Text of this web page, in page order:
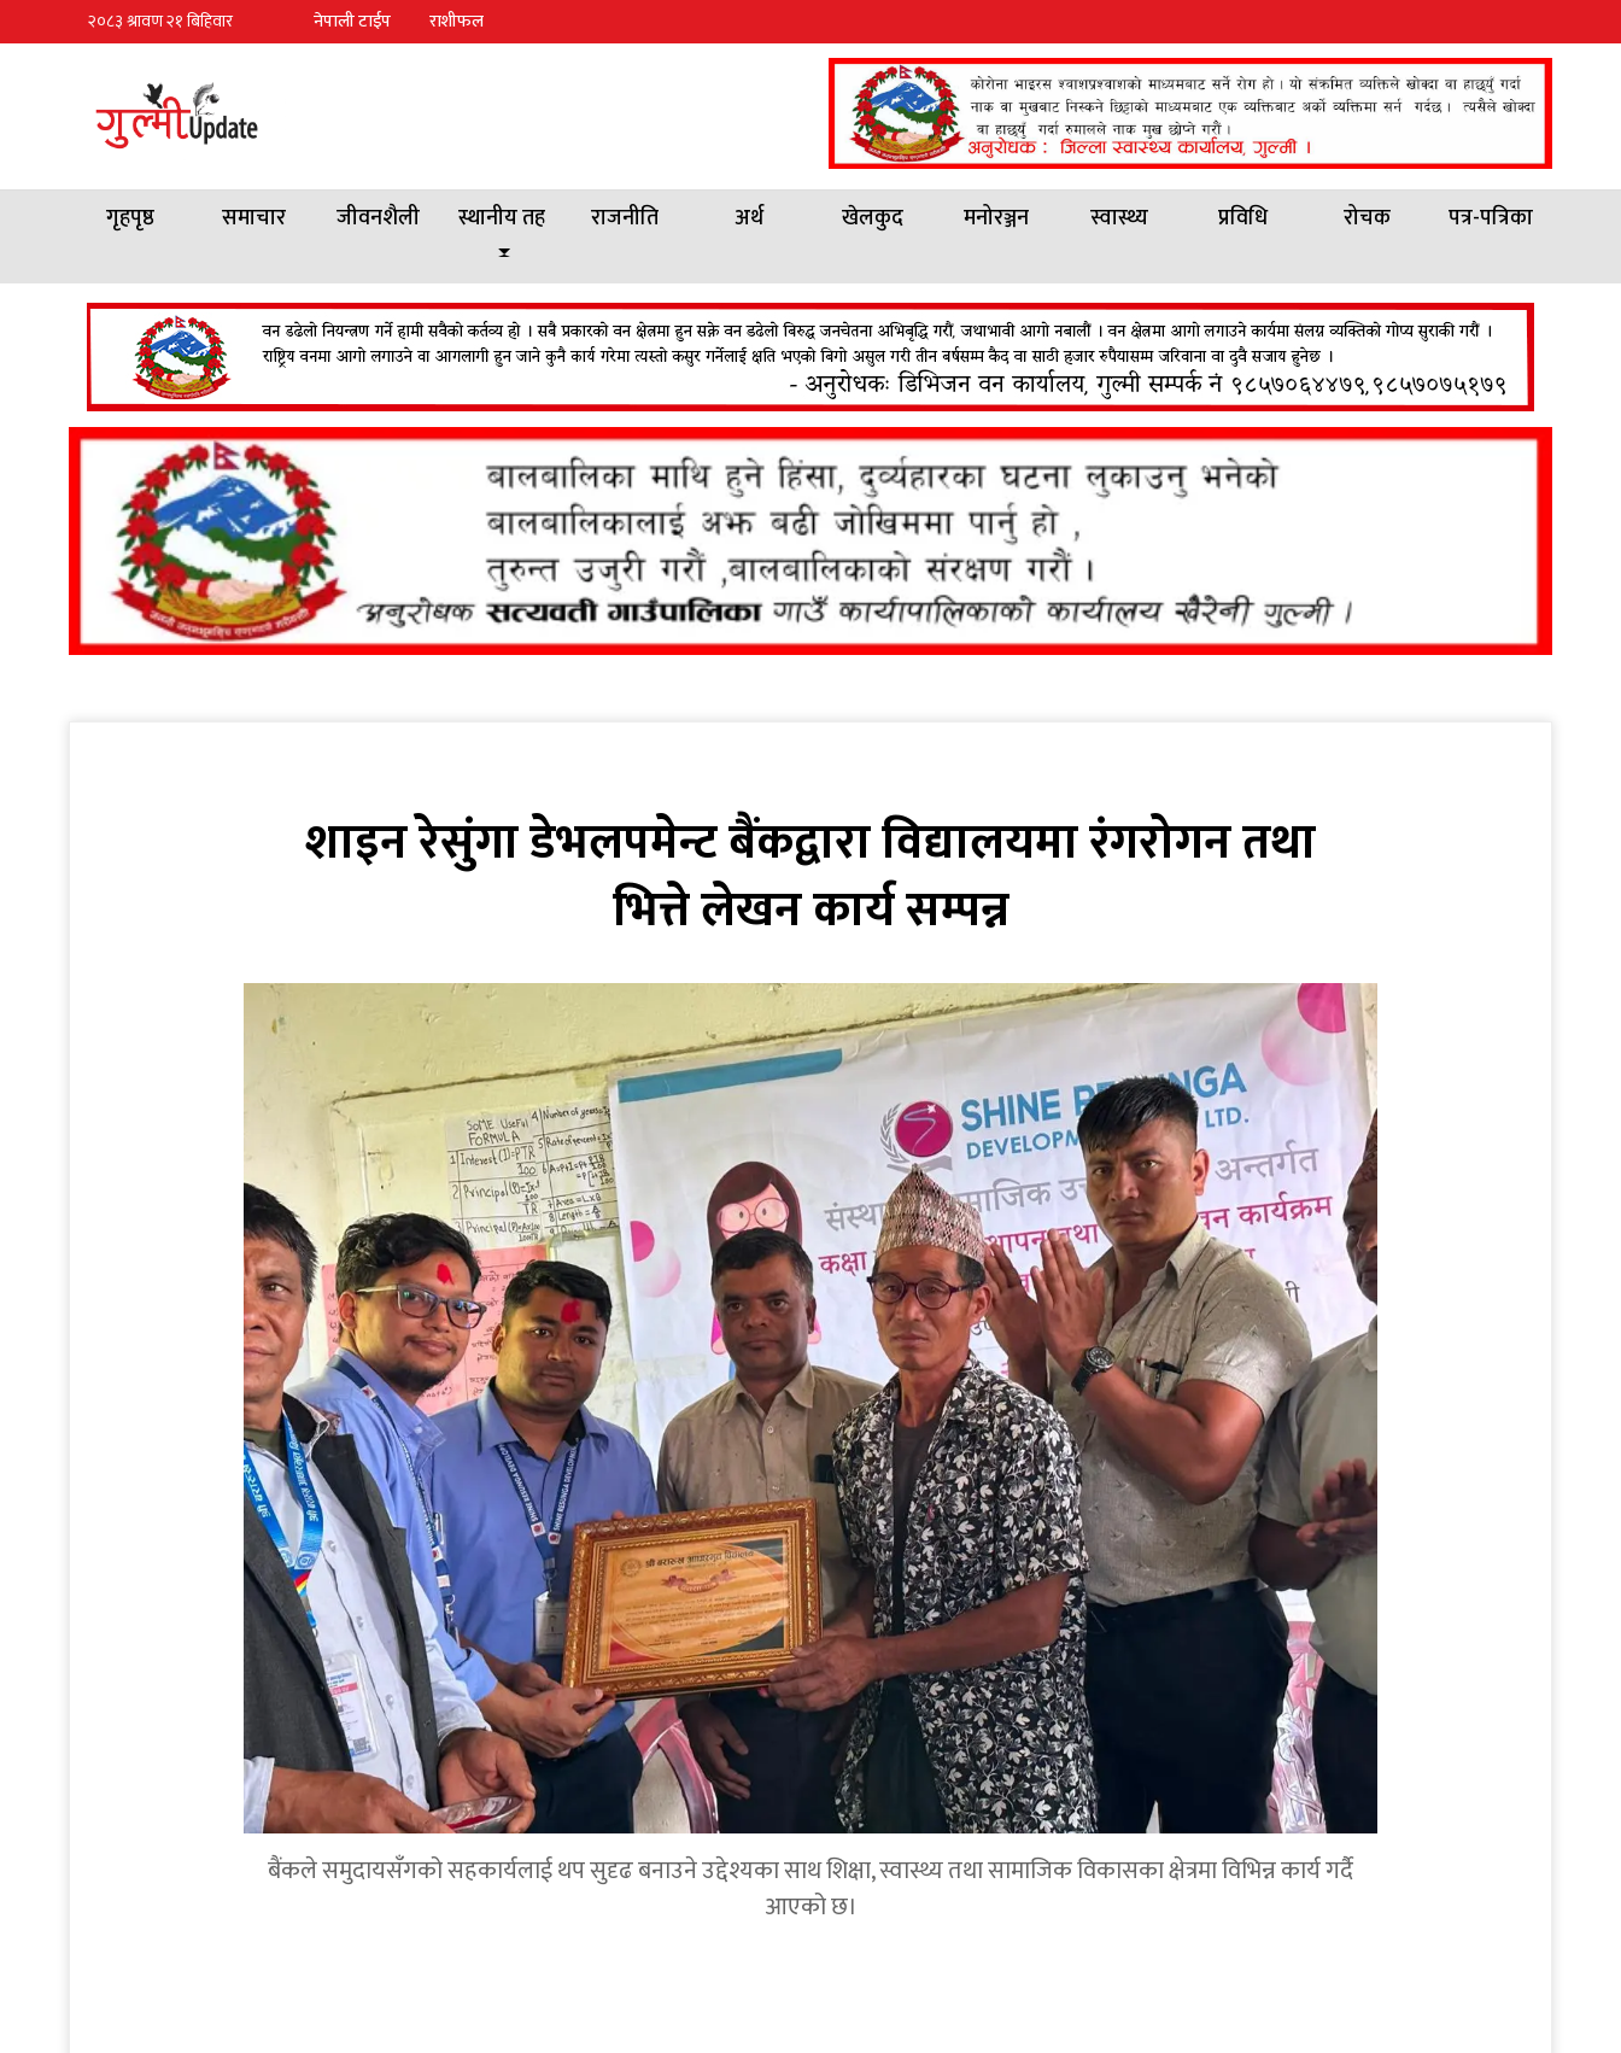
नेपाली टाईप राशीफल
गृहपृष्ठ समाचार जीवनशैली स्थानीय तह राजनीति अर्थ खेलकुद मनोरञ्जन स्वास्थ्य प्रविधि रोचक पत्र-पत्रिका
शाइन रेसुंगा डेभलपमेन्ट बैंकद्वारा विद्यालयमा रंगरोगन तथा
भित्ते लेखन कार्य सम्पन्न
बैंकले समुदायसँगको सहकार्यलाई थप सुदृढ बनाउने उद्देश्यका साथ शिक्षा, स्वास्थ्य तथा सामाजिक विकासका क्षेत्रमा विभिन्न कार्य गर्दै
आएको छ।